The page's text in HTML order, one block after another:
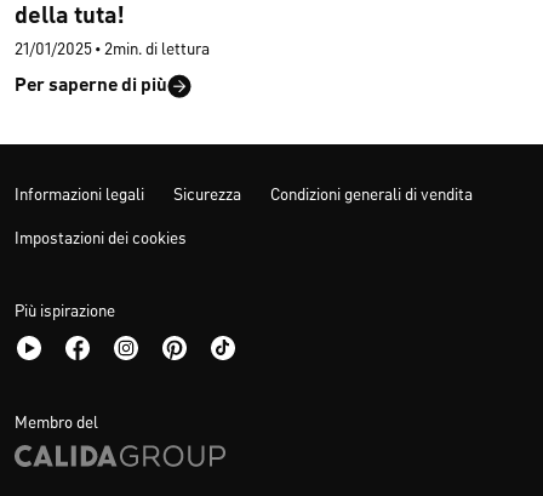
della tuta!
21/01/2025 • 2min. di lettura
Per saperne di più
Informazioni legali Sicurezza Condizioni generali di vendita
Impostazioni dei cookies
Più ispirazione
Membro del